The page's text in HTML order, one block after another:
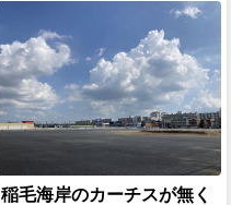
稲毛海岸のカーチスが無く